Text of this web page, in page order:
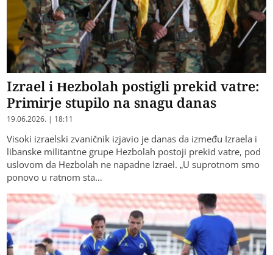
Izrael i Hezbolah postigli prekid vatre:
Primirje stupilo na snagu danas
19.06.2026. | 18:11
Visoki izraelski zvaničnik izjavio je danas da između Izraela i
libanske militantne grupe Hezbolah postoji prekid vatre, pod
uslovom da Hezbolah ne napadne Izrael. „U suprotnom smo
ponovo u ratnom sta…